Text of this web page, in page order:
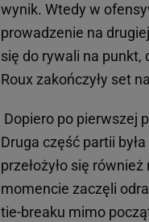
wynik. Wtedy w
prowadzenie na
się do rywali na punkt,
Roux zakończyły set
Dopiero po pierwszej
Druga część partii
przełożyło się
momencie zaczęli
tie-breaku mimo